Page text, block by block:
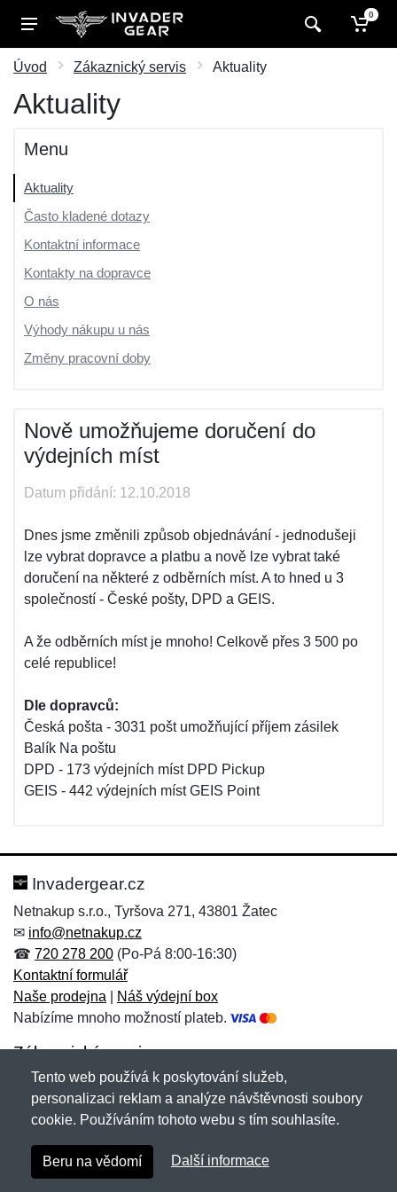
0
Úvod Zákaznický servis Aktuality
Aktuality
Menu
Aktuality
Často kladené dotazy
Kontaktní informace
Kontakty na dopravce
O nás
Výhody nákupu u nás
Změny pracovní doby
Nově umožňujeme doručení do
výdejních míst
Datum přidání: 12.10.2018
Dnes jsme změnili způsob objednávání - jednodušeji
lze vybrat dopravce a platbu a nově lze vybrat také
doručení na některé z odběrních míst. A to hned u 3
společností - České pošty, DPD a GEIS.
A že odběrních míst je mnoho! Celkově přes 3 500 po
celé republice!
Dle dopravců:
Česká pošta - 3031 pošt umožňující příjem zásilek
Balík Na poštu
DPD - 173 výdejních míst DPD Pickup
GEIS - 442 výdejních míst GEIS Point
Invadergear.cz
Netnakup s.r.o., Tyršova 271, 43801 Žatec
✉ info@netnakup.cz
☎ 720 278 200 (Po-Pá 8:00-16:30)
Kontaktní formulář
Naše prodejna
Náš výdejní box
Nabízíme mnoho možností plateb.
Zákaznický servis
Novinky emailem
Copyright © 2007-2026 (19 let s vámi)Netnakup.cz
NetIQ. Všechna práva vyhrazena.
Tento web používá k poskytování služeb,
personalizaci reklam a analýze návštěvnosti soubory
cookie. Používáním tohoto webu s tím souhlasíte.
Beru na vědomí Další informace